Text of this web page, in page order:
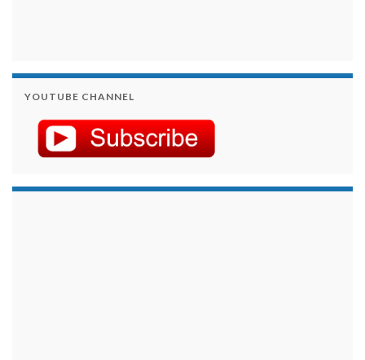
YOUTUBE CHANNEL